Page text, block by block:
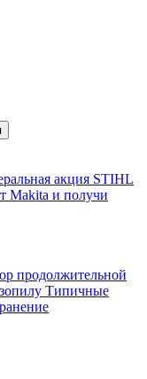
акция STIHL
Makita и получи
продолжительной
Типичные